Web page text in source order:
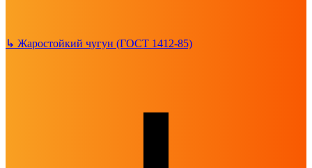
↳ Жаростойкий чугун (ГОСТ 1412-85)